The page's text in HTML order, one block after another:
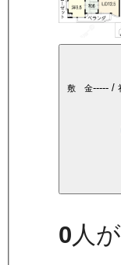
敷 金----- /
0人